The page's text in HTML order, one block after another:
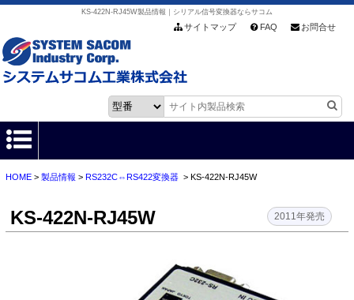
KS-422N-RJ45W製品情報｜シリアル信号変換器ならサコム
サイトマップ FAQ お問合せ
HOME
お客様サポート
HOME> 製品情報 > RS232C⇔RS422変換器> KS-422N-RJ45W
KS-422N-RJ45W 2011年発売